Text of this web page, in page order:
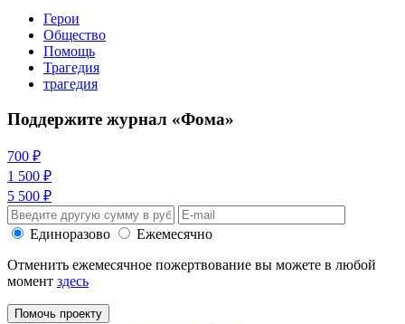
Герои
Общество
Помощь
Трагедия
трагедия
Поддержите журнал «Фома»
700 ₽
1 500 ₽
5 500 ₽
Единоразово
Ежемесячно
Отменить ежемесячное пожертвование вы можете в любой
момент здесь
Помочь проекту